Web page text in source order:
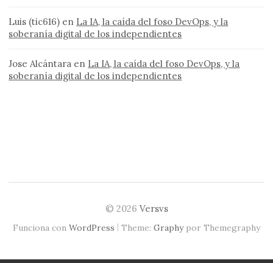
Luis (tic616) en La IA, la caída del foso DevOps, y la
soberanía digital de los independientes
Jose Alcántara en La IA, la caída del foso DevOps, y la
soberanía digital de los independientes
© 2026 Versvs
Funciona con WordPress | Theme: Graphypor Themegraphy